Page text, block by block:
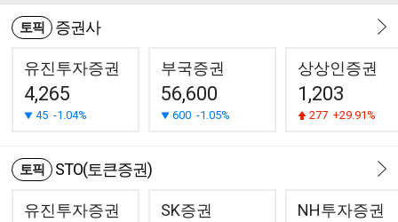
토픽 증권사
유진투자증권
4,265
45 -1.04%
부국증권
56,600
600 -1.05%
상상인증권
1,203
277 +29.91%
토픽 STO(토큰증권)
유진투자증권 SK증권 NH투자증권